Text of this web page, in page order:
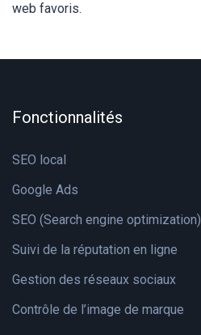
web favoris.
Fonctionnalités
SEO local
Google Ads
SEO (Search engine optimization)
Suivi de la réputation en ligne
Gestion des réseaux sociaux
Contrôle de l’image de marque